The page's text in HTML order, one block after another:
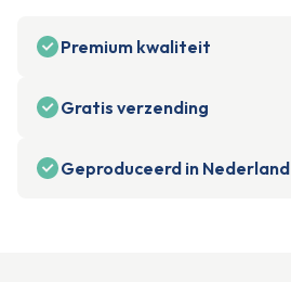
Premium kwaliteit
Gratis verzending
Geproduceerd in Nederland